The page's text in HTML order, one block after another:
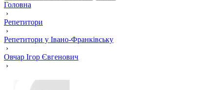
Головна
›
Репетитори
›
Репетитори у Івано-Франківську
›
Овчар Ігор Євгенович
›